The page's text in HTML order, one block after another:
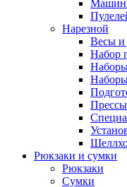
Нарезной
Весы и
Набор
Прессы
Рюкзаки и сумки
Рюкзаки
Сумки